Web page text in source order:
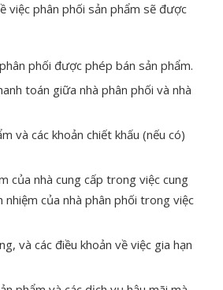
việc phân phối sản phẩm sẽ được
phối được phép bán sản phẩm.
toán giữa nhà phân phối và nhà
và các khoản chiết khấu (nếu có)
của nhà cung cấp trong việc cung
của nhà phân phối trong việc
và các điều khoản về việc gia hạn